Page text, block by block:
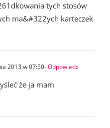
tych stosów
ma&#322ych karteczek
2013 w 07:50- Odpowiedz
że ja mam